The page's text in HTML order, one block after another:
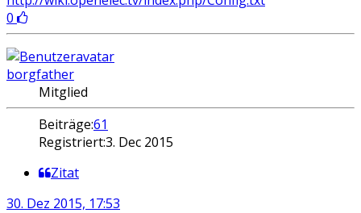
0
borgfather
Mitglied
Beiträge:61
Registriert:3. Dec 2015
Zitat
30. Dez 2015, 17:53